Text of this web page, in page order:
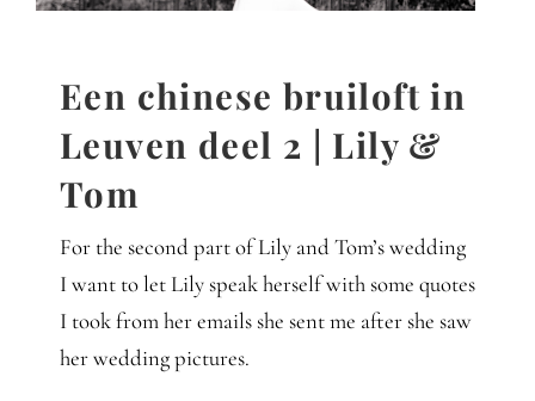
Schreiben
Een chinese bruiloft in
Leuven deel 2 | Lily &
Tom
For the second part of Lily and Tom’s wedding
I want to let Lily speak herself with some quotes
I took from her emails she sent me after she saw
her wedding pictures.